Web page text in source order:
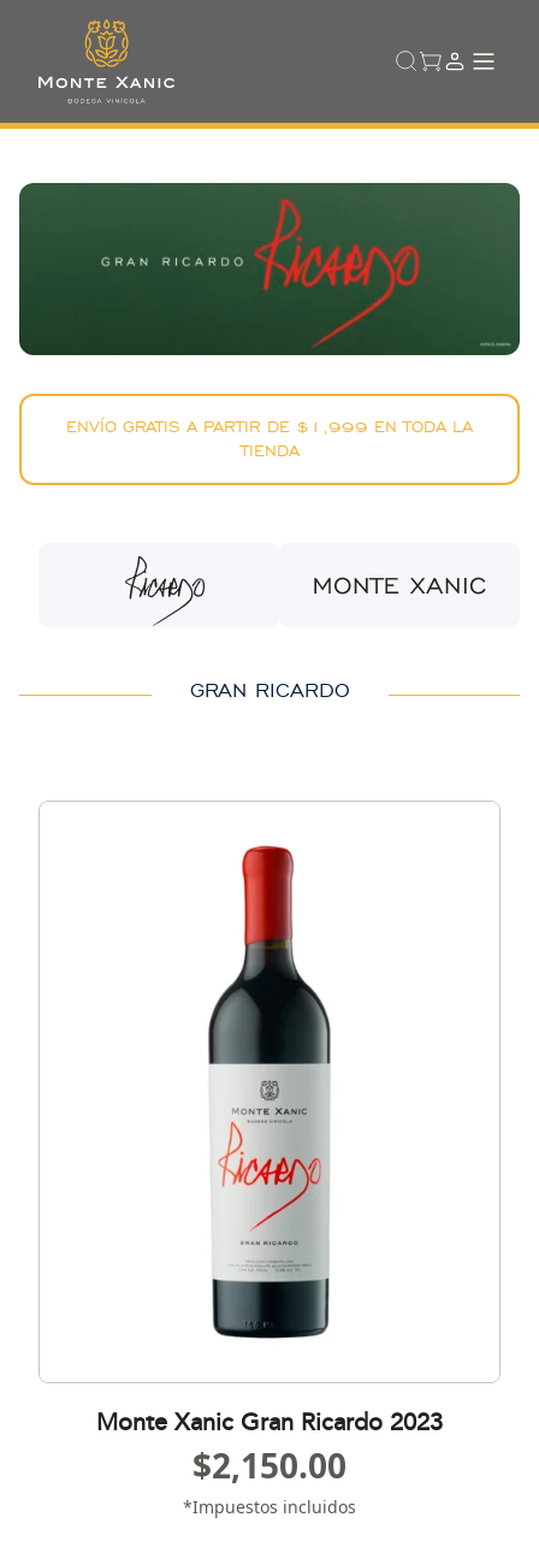
ENVÍO GRATIS A PARTIR DE $1,999 EN TODA LA
TIENDA
GRAN RICARDO
Monte Xanic Gran Ricardo 2023
$2,150.00
*Impuestos incluidos